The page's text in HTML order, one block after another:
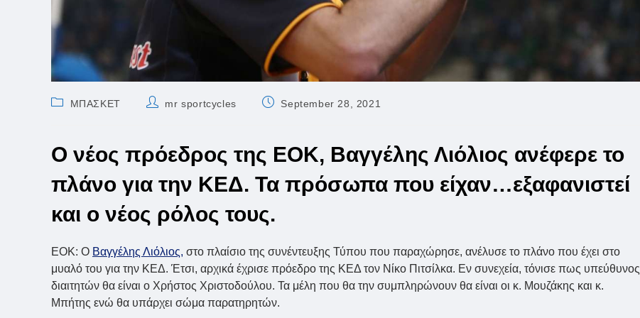
PostΜΠΑΣΚΕΤ
Postmr sportcycles
PostSeptember 28, 2021
O νέος πρόεδρος της ΕΟΚ, Βαγγέλης Λιόλιος ανέφερε το
πλάνο για την ΚΕΔ. Τα πρόσωπα που είχαν…εξαφανιστεί
και ο νέος ρόλος τους.
ΕΟΚ: Ο Βαγγέλης Λιόλιος, στο πλαίσιο της συνέντευξης Τύπου που παραχώρησε, ανέλυσε το πλάνο που έχει στο
μυαλό του για την ΚΕΔ. Έτσι, αρχικά έχρισε πρόεδρο της ΚΕΔ τον Νίκο Πιτσίλκα. Εν συνεχεία, τόνισε πως υπεύθυνος
διαιτητών θα είναι ο Χρήστος Χριστοδούλου. Τα μέλη που θα την συμπληρώνουν θα είναι οι κ. Μουζάκης και κ.
Μπήτης ενώ θα υπάρχει σώμα παρατηρητών.